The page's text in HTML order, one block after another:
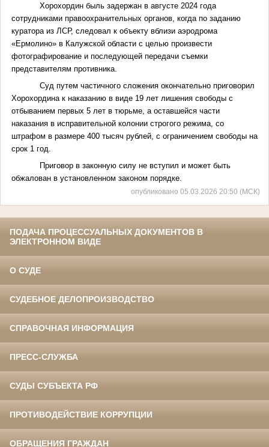
Хорохордин быль задержан в августе 2024 года
сотрудниками правоохранительных органов, когда по заданию
куратора из ЛСР, следовал к объекту вблизи аэродрома
«Ермолино» в Калужской области с целью произвести
фотографирование и последующей передачи съемки
представителям противника.
Суд путем частичного сложения окончательно приговорил
Хорохордина к наказанию в виде 19 лет лишения свободы с
отбыванием первых 5 лет в тюрьме, а оставшейся части
наказания в исправительной колонии строгого режима, со
штрафом в размере 400 тысяч рублей, с ограничением свободы на
срок 1 год.
Приговор в законную силу не вступил и может быть
обжалован в установленном законом порядке.
опубликовано 05.03.2026 20:50 (МСК)
ПОДАЧА ПРОЦЕССУАЛЬНЫХ ДОКУМЕНТОВ В
ЭЛЕКТРОННОМ ВИДЕ
О СУДЕ
СУДЕБНОЕ ДЕЛОПРОИЗВОДСТВО
СПРАВОЧНАЯ ИНФОРМАЦИЯ
ПРЕСС-СЛУЖБА
СУДЫ СУБЪЕКТА РФ
ПРОТИВОДЕЙСТВИЕ КОРРУПЦИИ
ОБРАЩЕНИЯ ГРАЖДАН